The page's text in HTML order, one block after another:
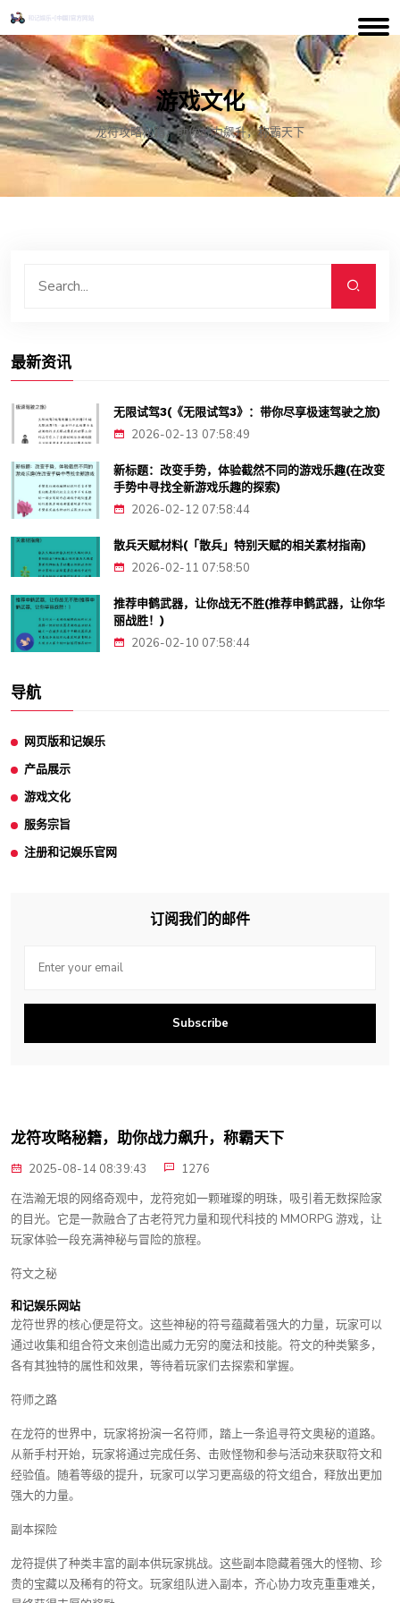
游戏文化
龙符攻略秘籍，助你战力飙升，称霸天下
最新资讯
无限试驾3(《无限试驾3》：带你尽享极速驾驶之旅)
2026-02-13 07:58:49
新标题：改变手势，体验截然不同的游戏乐趣(在改变
手势中寻找全新游戏乐趣的探索)
2026-02-12 07:58:44
散兵天赋材料(「散兵」特别天赋的相关素材指南)
2026-02-11 07:58:50
推荐申鹤武器，让你战无不胜(推荐申鹤武器，让你华
丽战胜！)
2026-02-10 07:58:44
导航
网页版和记娱乐
产品展示
游戏文化
服务宗旨
注册和记娱乐官网
订阅我们的邮件
Subscribe
龙符攻略秘籍，助你战力飙升，称霸天下
2025-08-14 08:39:43
1276
在浩瀚无垠的网络奇观中，龙符宛如一颗璀璨的明珠，吸引着无数探险家
的目光。它是一款融合了古老符咒力量和现代科技的 MMORPG 游戏，让
玩家体验一段充满神秘与冒险的旅程。
符文之秘
和记娱乐网站
龙符世界的核心便是符文。这些神秘的符号蕴藏着强大的力量，玩家可以
通过收集和组合符文来创造出威力无穷的魔法和技能。符文的种类繁多，
各有其独特的属性和效果，等待着玩家们去探索和掌握。
符师之路
在龙符的世界中，玩家将扮演一名符师，踏上一条追寻符文奥秘的道路。
从新手村开始，玩家将通过完成任务、击败怪物和参与活动来获取符文和
经验值。随着等级的提升，玩家可以学习更高级的符文组合，释放出更加
强大的力量。
副本探险
龙符提供了种类丰富的副本供玩家挑战。这些副本隐藏着强大的怪物、珍
贵的宝藏以及稀有的符文。玩家组队进入副本，齐心协力攻克重重难关，